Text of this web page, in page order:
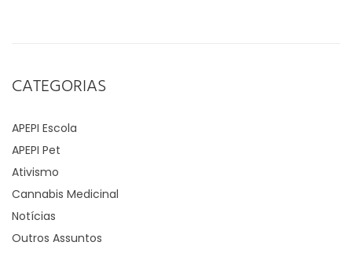
CATEGORIAS
APEPI Escola
APEPI Pet
Ativismo
Cannabis Medicinal
Notícias
Outros Assuntos